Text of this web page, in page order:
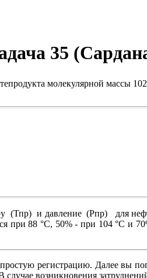
35
молекулярной массы
и давление (Рпр) для
88 °С, 50% - при 104 °С и
регистрацию. Далее вы
случае возникновения